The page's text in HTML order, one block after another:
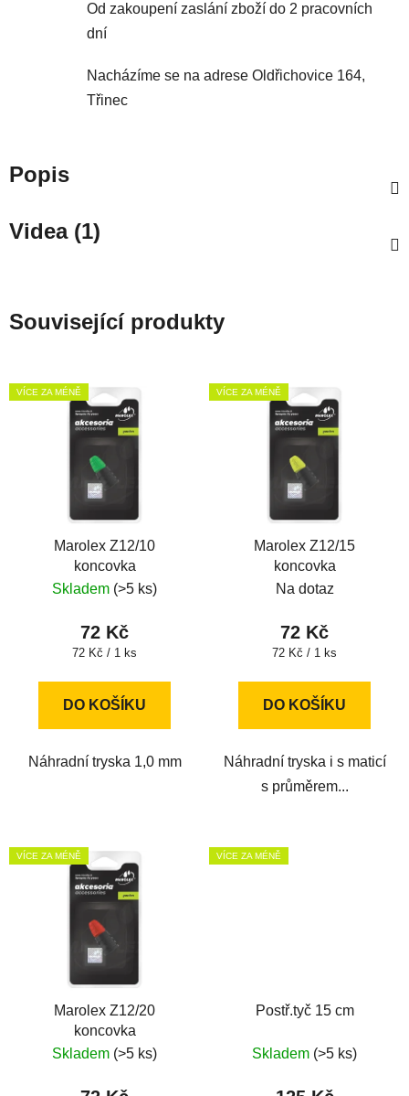
Od zakoupení zaslání zboží do 2 pracovních
dní
Nacházíme se na adrese Oldřichovice 164,
Třinec
Popis
Videa (1)
Související produkty
VÍCE ZA MÉNĚ
Marolex Z12/10
koncovka
Skladem (>5 ks)
72 Kč
Měrná
72 Kč / 1 ks
DO KOŠÍKU
Náhradní tryska 1,0 mm
VÍCE ZA MÉNĚ
Marolex Z12/15
koncovka
Na dotaz
72 Kč
Měrná
72 Kč / 1 ks
DO KOŠÍKU
Náhradní tryska i s maticí
s průměrem...
VÍCE ZA MÉNĚ
Marolex Z12/20
koncovka
Skladem (>5 ks)
VÍCE ZA MÉNĚ
Postř.tyč 15 cm
Skladem (>5 ks)